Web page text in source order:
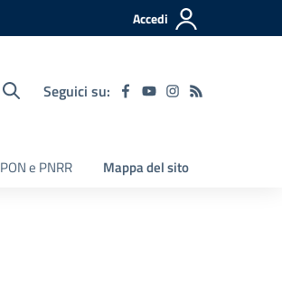
Accedi
Seguici su:
PON e PNRR Mappa del sito